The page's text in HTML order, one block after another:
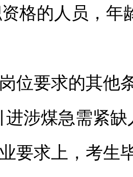
格的人员，年
要求的其他
进涉煤急需紧
求上，考生毕